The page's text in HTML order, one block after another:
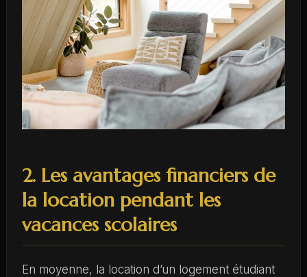
2. Les avantages financiers de
la location pendant les
vacances scolaires
En moyenne, la location d’un logement étudiant